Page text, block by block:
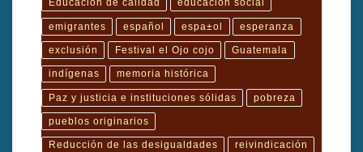
Educación de calidad educación social
emigrantes español espa±ol esperanza
exclusión Festival el Ojo cojo Guatemala
indígenas memoria histórica
Paz y justicia e instituciones sólidas pobreza
pueblos originarios
Reducción de las desigualdades reivindicación